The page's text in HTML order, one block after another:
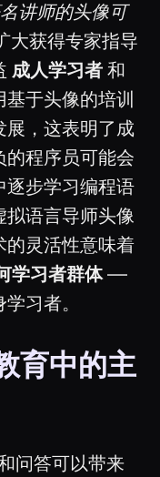
讲师的头像可
大获得专家指导
成人学习者 和
于头像的培训
展，这表明了成
的程序员可能会
逐步学习编程语
拟语言导师头像
的灵活性意味着
学习者群体—
习者。
育中的主
问答可以带来